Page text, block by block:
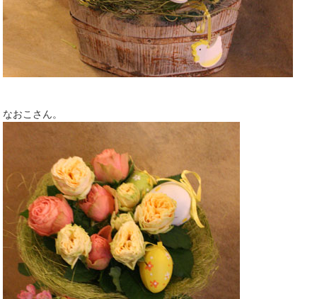
なおこさん。